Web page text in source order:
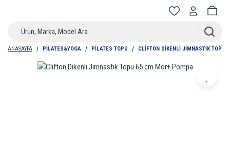
ANASAYFA PILATES&YOGA PILATES TOPU CLIFTON DIKENLI JIMNASTIK TOPU